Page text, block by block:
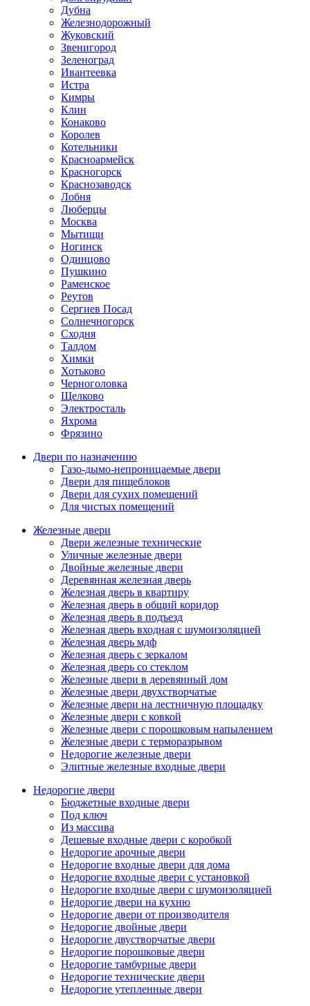
Дубна
Железнодорожный
Жуковский
Звенигород
Зеленоград
Ивантеевка
Истра
Кимры
Клин
Конаково
Королев
Котельники
Красноармейск
Красногорск
Краснозаводск
Лобня
Люберцы
Москва
Мытищи
Ногинск
Одинцово
Пушкино
Раменское
Реутов
Сергиев Посад
Солнечногорск
Сходня
Талдом
Химки
Хотьково
Черноголовка
Щелково
Электросталь
Яхрома
Фрязино
Двери по назначению
Газо-дымо-непроницаемые двери
Двери для пищеблоков
Двери для сухих помещений
Для чистых помещений
Железные двери
Двери железные технические
Уличные железные двери
Двойные железные двери
Деревянная железная дверь
Железная дверь в квартиру
Железная дверь в общий коридор
Железная дверь в подъезд
Железная дверь входная с шумоизоляцией
Железная дверь мдф
Железная дверь с зеркалом
Железная дверь со стеклом
Железные двери в деревянный дом
Железные двери двухстворчатые
Железные двери на лестничную площадку
Железные двери с ковкой
Железные двери с порошковым напылением
Железные двери с терморазрывом
Недорогие железные двери
Элитные железные входные двери
Недорогие двери
Бюджетные входные двери
Под ключ
Из массива
Дешевые входные двери с коробкой
Недорогие арочные двери
Недорогие входные двери для дома
Недорогие входные двери с установкой
Недорогие входные двери с шумоизоляцией
Недорогие двери на кухню
Недорогие двери от производителя
Недорогие двойные двери
Недорогие двустворчатые двери
Недорогие порошковые двери
Недорогие тамбурные двери
Недорогие технические двери
Недорогие утепленные двери